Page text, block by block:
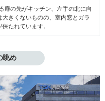
扉の先がキッチン、左手の北に向
きくないものの、室内窓とガラ
たれています。
眺め